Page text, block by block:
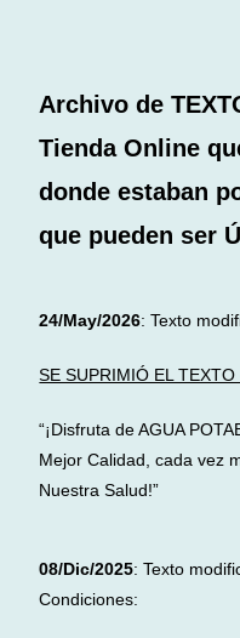
Archivo de
Tienda Online
donde estaban
que pueden ser
24/May/2026: Texto
SE SUPRIMIÓ EL
“¡Disfruta de AGUA
Mejor Calidad, cada vez
Nuestra Salud!”
08/Dic/2025: Texto
Condiciones: